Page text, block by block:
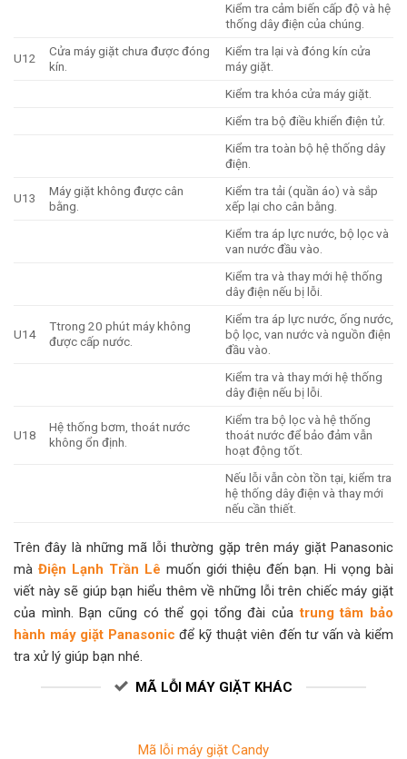
Kiểm tra cảm biến cấp độ và hệ
thống dây điện của chúng.
U12
Cửa máy giặt chưa được đóng
kín.
Kiểm tra lại và đóng kín cửa
máy giặt.
Kiểm tra khóa cửa máy giặt.
Kiểm tra bộ điều khiển điện tử.
Kiểm tra toàn bộ hệ thống dây
điện.
U13
Máy giặt không được cân
bằng.
Kiểm tra tải (quần áo) và sắp
xếp lại cho cân bằng.
Kiểm tra áp lực nước, bộ lọc và
van nước đầu vào.
Kiểm tra và thay mới hệ thống
dây điện nếu bị lỗi.
U14
Ttrong 20 phút máy không
được cấp nước.
Kiểm tra áp lực nước, ống nước,
bộ lọc, van nước và nguồn điện
đầu vào.
Kiểm tra và thay mới hệ thống
dây điện nếu bị lỗi.
U18
Hệ thống bơm, thoát nước
không ổn định.
Kiểm tra bộ lọc và hệ thống
thoát nước để bảo đảm vẫn
hoạt động tốt.
Nếu lỗi vẫn còn tồn tại, kiểm tra
hệ thống dây điện và thay mới
nếu cần thiết.
Trên đây là những mã lỗi thường gặp trên máy giặt Panasonic
mà Điện Lạnh Trần Lê muốn giới thiệu đến bạn. Hi vọng bài
viết này sẽ giúp bạn hiểu thêm về những lỗi trên chiếc máy giặt
của mình. Bạn cũng có thể gọi tổng đài củatrung tâm bảo
hành máy giặt Panasonic để kỹ thuật viên đến tư vấn và kiểm
tra xử lý giúp bạn nhé.
MÃ LỖI MÁY GIẶT KHÁC
Mã lỗi máy giặt Candy